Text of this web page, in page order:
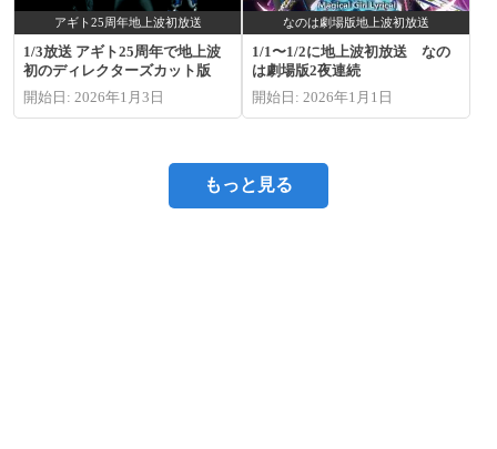
アギト25周年地上波初放送
1/3放送 アギト25周年で地上波
初のディレクターズカット版
開始日: 2026年1月3日
なのは劇場版地上波初放送
1/1〜1/2に地上波初放送 なの
は劇場版2夜連続
開始日: 2026年1月1日
もっと見る